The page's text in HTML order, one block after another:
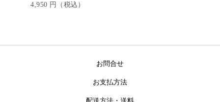
4,950 円（税込）
お問合せ
お支払方法